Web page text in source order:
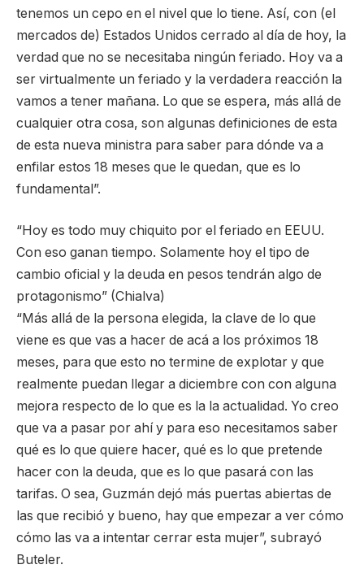
tenemos un cepo en el nivel que lo tiene. Así, con (el
mercados de) Estados Unidos cerrado al día de hoy, la
verdad que no se necesitaba ningún feriado. Hoy va a
ser virtualmente un feriado y la verdadera reacción la
vamos a tener mañana. Lo que se espera, más allá de
cualquier otra cosa, son algunas definiciones de esta
de esta nueva ministra para saber para dónde va a
enfilar estos 18 meses que le quedan, que es lo
fundamental”.
“Hoy es todo muy chiquito por el feriado en EEUU.
Con eso ganan tiempo. Solamente hoy el tipo de
cambio oficial y la deuda en pesos tendrán algo de
protagonismo” (Chialva)
“Más allá de la persona elegida, la clave de lo que
viene es que vas a hacer de acá a los próximos 18
meses, para que esto no termine de explotar y que
realmente puedan llegar a diciembre con con alguna
mejora respecto de lo que es la la actualidad. Yo creo
que va a pasar por ahí y para eso necesitamos saber
qué es lo que quiere hacer, qué es lo que pretende
hacer con la deuda, que es lo que pasará con las
tarifas. O sea, Guzmán dejó más puertas abiertas de
las que recibió y bueno, hay que empezar a ver cómo
cómo las va a intentar cerrar esta mujer”, subrayó
Buteler.